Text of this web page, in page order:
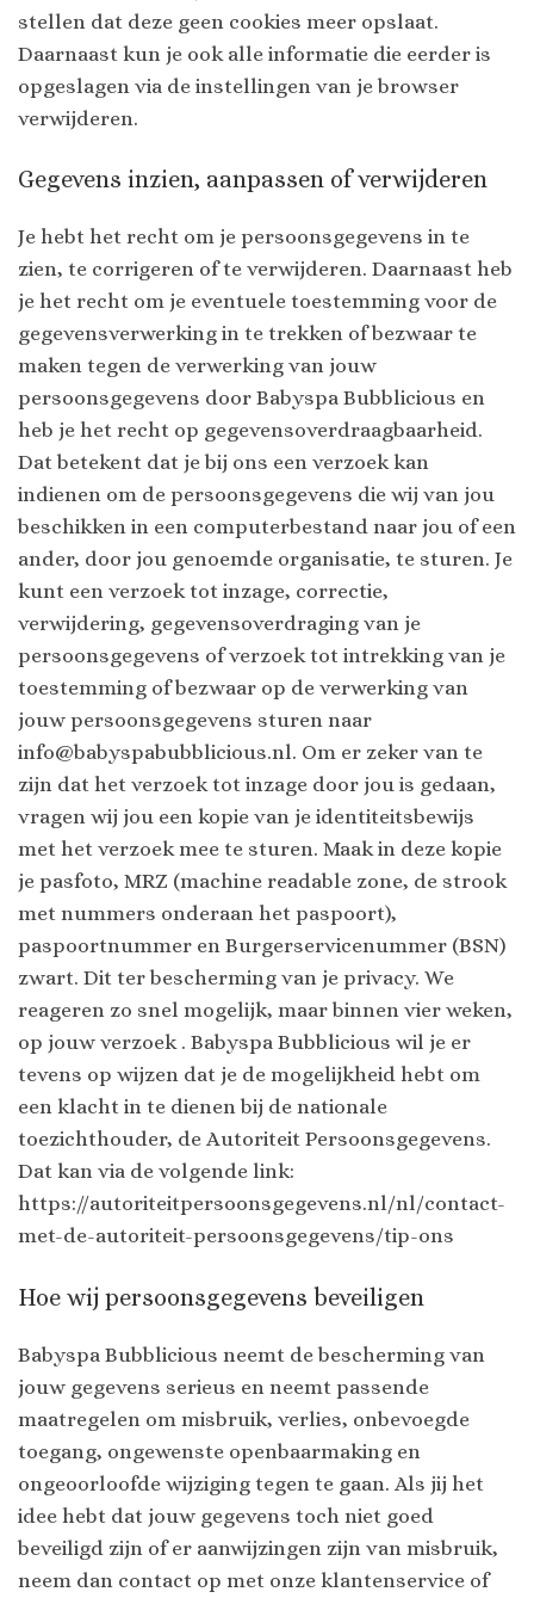
stellen dat deze geen cookies meer opslaat.
Daarnaast kun je ook alle informatie die eerder is
opgeslagen via de instellingen van je browser
verwijderen.
Gegevens inzien, aanpassen of verwijderen
Je hebt het recht om je persoonsgegevens in te
zien, te corrigeren of te verwijderen. Daarnaast heb
je het recht om je eventuele toestemming voor de
gegevensverwerking in te trekken of bezwaar te
maken tegen de verwerking van jouw
persoonsgegevens door Babyspa Bubblicious en
heb je het recht op gegevensoverdraagbaarheid.
Dat betekent dat je bij ons een verzoek kan
indienen om de persoonsgegevens die wij van jou
beschikken in een computerbestand naar jou of een
ander, door jou genoemde organisatie, te sturen. Je
kunt een verzoek tot inzage, correctie,
verwijdering, gegevensoverdraging van je
persoonsgegevens of verzoek tot intrekking van je
toestemming of bezwaar op de verwerking van
jouw persoonsgegevens sturen naar
info@babyspabubblicious.nl. Om er zeker van te
zijn dat het verzoek tot inzage door jou is gedaan,
vragen wij jou een kopie van je identiteitsbewijs
met het verzoek mee te sturen. Maak in deze kopie
je pasfoto, MRZ (machine readable zone, de strook
met nummers onderaan het paspoort),
paspoortnummer en Burgerservicenummer (BSN)
zwart. Dit ter bescherming van je privacy. We
reageren zo snel mogelijk, maar binnen vier weken,
op jouw verzoek . Babyspa Bubblicious wil je er
tevens op wijzen dat je de mogelijkheid hebt om
een klacht in te dienen bij de nationale
toezichthouder, de Autoriteit Persoonsgegevens.
Dat kan via de volgende link:
https://autoriteitpersoonsgegevens.nl/nl/contact-
met-de-autoriteit-persoonsgegevens/tip-ons
Hoe wij persoonsgegevens beveiligen
Babyspa Bubblicious neemt de bescherming van
jouw gegevens serieus en neemt passende
maatregelen om misbruik, verlies, onbevoegde
toegang, ongewenste openbaarmaking en
ongeoorloofde wijziging tegen te gaan. Als jij het
idee hebt dat jouw gegevens toch niet goed
beveiligd zijn of er aanwijzingen zijn van misbruik,
neem dan contact op met onze klantenservice of